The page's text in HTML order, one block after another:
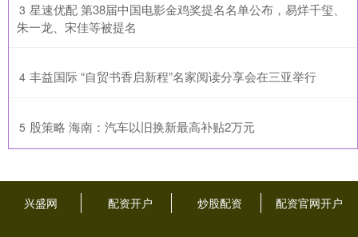
3 ​星速优配 第38届中国电影金鸡奖提名名单公布，易烊千玺、
朱一龙、宋佳等被提名
4 ​丰益国际 “自贸书香启新程”名家阅读分享会在三亚举行
5 ​股策略 海南：汽车以旧换新最高补贴2万元
兴盛网 配资开户 炒股配资 配资官网开户